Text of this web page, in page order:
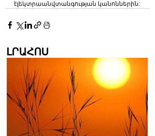
էլեկտրաանվտանգության կանոններին:
ԼՐԱՀՈՍ